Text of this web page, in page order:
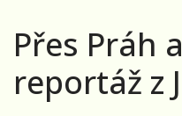
Přes Práh
reportáž z